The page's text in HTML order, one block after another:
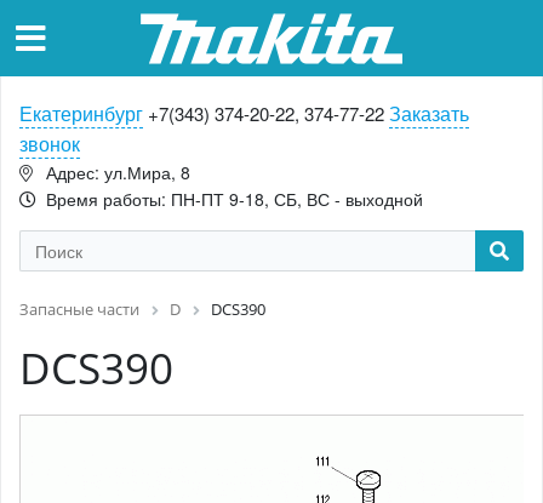
Екатеринбург +7(343) 374-20-22, 374-77-22Заказать
звонок
Адрес: ул.Мира, 8
Время работы: ПН-ПТ 9-18, СБ, ВС - выходной
Запасные части D DCS390
DCS390